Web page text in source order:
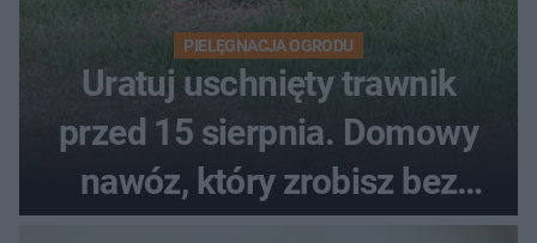
PIELĘGNACJA OGRODU
Uratuj uschnięty trawnik
przed 15 sierpnia. Domowy
nawóz, który zrobisz bez